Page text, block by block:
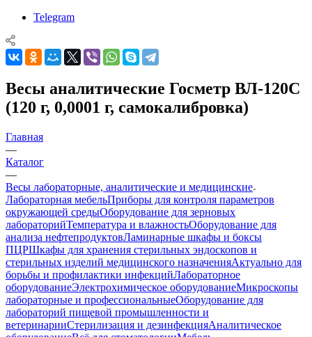
Telegram
Весы аналитические Госметр ВЛ-120С
(120 г, 0,0001 г, самокалибровка)
Главная
—
Каталог
—
Весы лабораторные, аналитические и медицинские
Лабораторная мебельПриборы для контроля параметров
окружающей средыОборудование для зерновых
лабораторийТемпература и влажностьОборудование для
анализа нефтепродуктовЛаминарные шкафы и боксы
ПЦРШкафы для хранения стерильных эндоскопов и
стерильных изделий медицинского назначенияАктуально для
борьбы и профилактики инфекцийЛабораторное
оборудованиеЭлектрохимическое оборудованиеМикроскопы
лабораторные и профессиональныеОборудование для
лабораторий пищевой промышленности и
ветеринарииСтерилизация и дезинфекцияАналитическое